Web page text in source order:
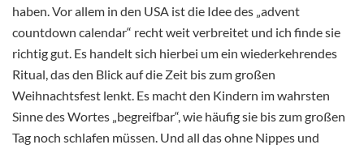
haben. Vor allem in den USA ist die Idee des „advent
countdown calendar“ recht weit verbreitet und ich finde sie
richtig gut. Es handelt sich hierbei um ein wiederkehrendes
Ritual, das den Blick auf die Zeit bis zum großen
Weihnachtsfest lenkt. Es macht den Kindern im wahrsten
Sinne des Wortes „begreifbar“, wie häufig sie bis zum großen
Tag noch schlafen müssen. Und all das ohne Nippes und